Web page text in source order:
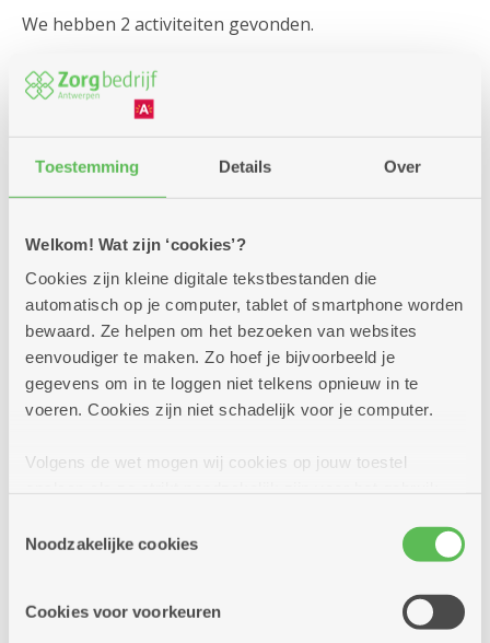
Toestemming Details Over
Welkom! Wat zijn ‘cookies’?
Cookies zijn kleine digitale tekstbestanden die
automatisch op je computer, tablet of smartphone worden
bewaard. Ze helpen om het bezoeken van websites
eenvoudiger te maken. Zo hoef je bijvoorbeeld je
gegevens om in te loggen niet telkens opnieuw in te
voeren. Cookies zijn niet schadelijk voor je computer.
Volgens de wet mogen wij cookies op jouw toestel
cookies hebben we jouw toestemming nodig. Sommige
cookies worden geplaatst door derde partijen die een
informatie over jouw (geanonimiseerd) gebruik van onze
Noodzakelijke cookies
Cookies voor voorkeuren
2020 Antwerpen
2030 Antwerpen
2040 Berendrecht
2050 Antwerpen-Linkeroever
2060 Antwerpen
2100 Antwerpen
2140 Borgerhout
2180 Ekeren
2600 Berchem
We hebben 2 activiteiten gevonden.
Binnenkort
woensdag
7 14u
16u
07/10/2026 Infosessie
assistentiewoningen Waarlooshof
in 2020 Antwerpen
Meerdere locaties
Waarlooshof in 2020 Antwerpen je zou bevallen?
Meer info